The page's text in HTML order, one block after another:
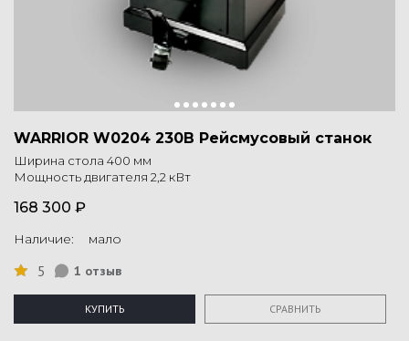
WARRIOR W0204 230В Рейсмусовый станок
Ширина стола 400 мм
Мощность двигателя 2,2 кВт
168 300 ₽
Наличие: мало
5 1 отзыв
КУПИТЬ СРАВНИТЬ